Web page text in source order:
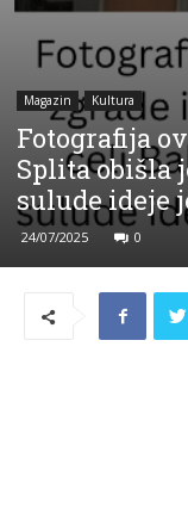
Magazin Kultura
Fotografija
Splita obišla
sulude ideje
24/07/2025 0